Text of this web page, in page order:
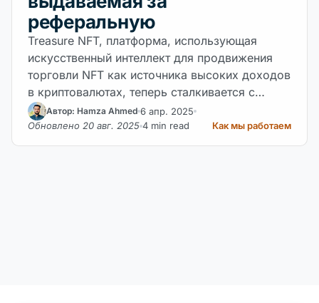
реферальную
Treasure NFT, платформа, использующая
искусственный интеллект для продвижения
торговли NFT как источника высоких доходов
в криптовалютах, теперь сталкивается с
многочисленными обвинениями в работе в
качестве схемы Понци. Treasure NFT
ориентировалась
Автор: Hamza Ahmed 6 апр. 2025
Обновлено 20 авг. 2025 4 min read Как мы работаем